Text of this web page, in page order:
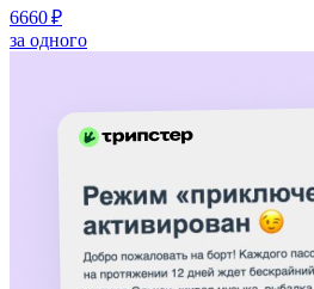
6660 ₽
за одного